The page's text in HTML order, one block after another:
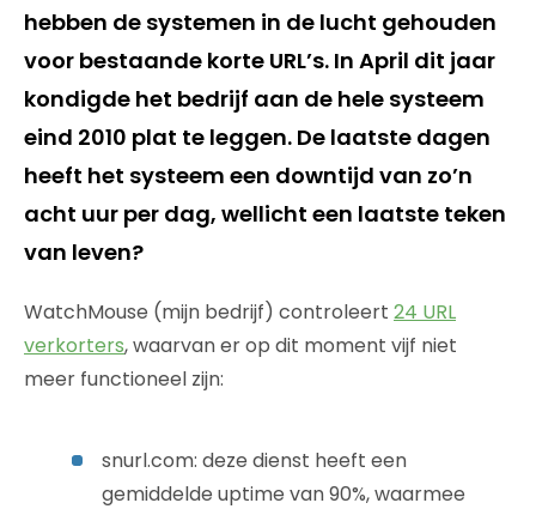
hebben de systemen in de lucht gehouden
voor bestaande korte URL’s. In April dit jaar
kondigde het bedrijf aan de hele systeem
eind 2010 plat te leggen. De laatste dagen
heeft het systeem een downtijd van zo’n
acht uur per dag, wellicht een laatste teken
van leven?
WatchMouse (mijn bedrijf) controleert 24 URL
verkorters, waarvan er op dit moment vijf niet
meer functioneel zijn:
snurl.com: deze dienst heeft een
gemiddelde uptime van 90%, waarmee